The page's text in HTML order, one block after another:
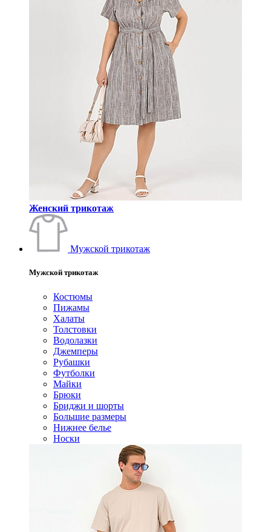
Женский трикотаж
Мужской трикотаж
Мужской трикотаж
Костюмы
Пижамы
Халаты
Толстовки
Водолазки
Джемперы
Рубашки
Футболки
Майки
Брюки
Бриджи и шорты
Большие размеры
Нижнее белье
Носки